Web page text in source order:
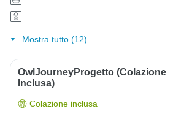
Mostra tutto (12)
OwlJourneyProgetto (colazione
Inclusa)
Colazione inclusa